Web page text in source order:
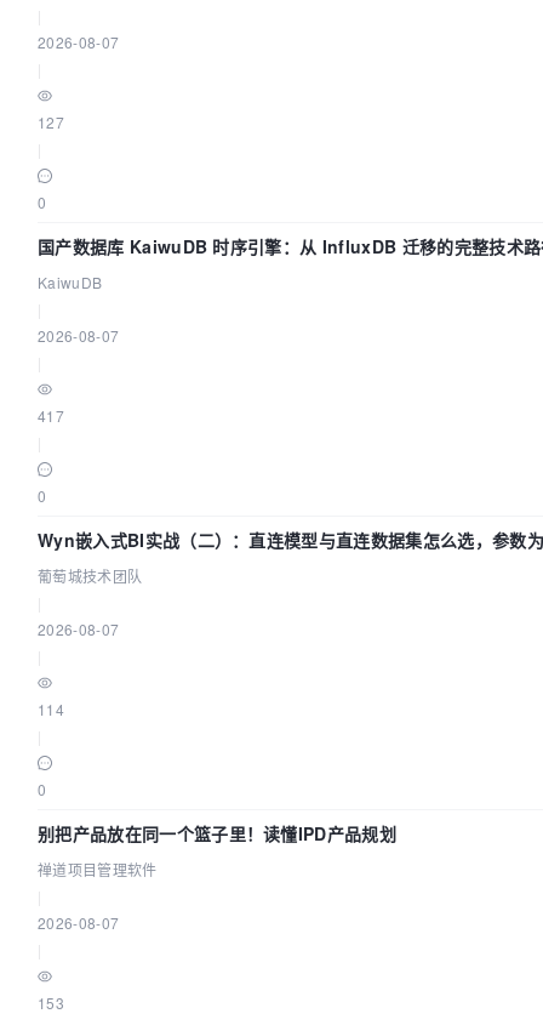
2026-08-07
127
0
国产数据库 KaiwuDB 时序引擎：从 InfluxDB 迁移的完整技术
KaiwuDB
2026-08-07
417
0
Wyn嵌入式BI实战（二）：直连模型与直连数据集怎么选，参数
葡萄城技术团队
葡萄城技术团队
2026-08-07
114
0
别把产品放在同一个篮子里！读懂IPD产品规划
禅道项目管理软件
2026-08-07
153